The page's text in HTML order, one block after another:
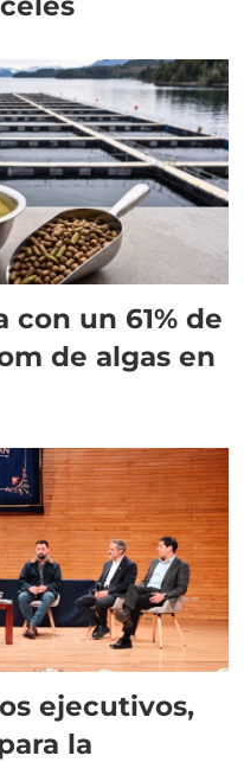
un 61% de
de algas en
ejecutivos,
la